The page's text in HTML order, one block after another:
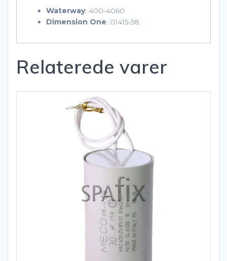
Waterway: 400-4060
Dimension One: 01415-58
Relaterede varer